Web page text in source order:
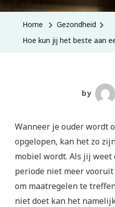
Home
Gezondheid
Hoe kun jij het beste aan
by
Wanneer je ouder wordt
opgelopen, kan het zo
mobiel wordt. Als jij weet
periode niet meer
om maatregelen te
niet doet kan het